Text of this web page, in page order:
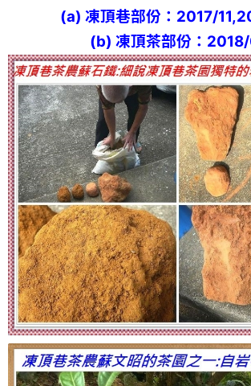
(a) 凍頂巷部份：2017/
(b) 凍頂茶部份：